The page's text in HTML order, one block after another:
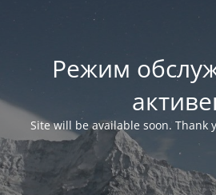
Режим
Site will be available soon. Thank